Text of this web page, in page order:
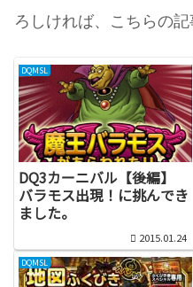
ろしければ、こちらの記
DQMSL
DQ3カーニバル【後編】
バラモス出現！に挑んでき
ました。
2015.01.24
DQMSL